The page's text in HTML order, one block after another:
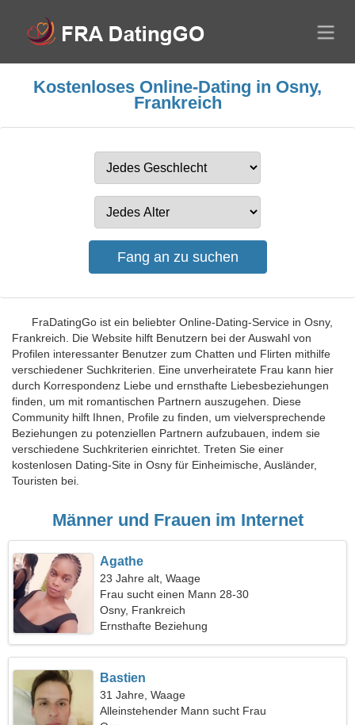
Kostenloses Online-Dating in Osny,
Frankreich
FraDatingGo ist ein beliebter Online-Dating-Service in Osny,
Frankreich. Die Website hilft Benutzern bei der Auswahl von
Profilen interessanter Benutzer zum Chatten und Flirten mithilfe
verschiedener Suchkriterien. Eine unverheiratete Frau kann hier
durch Korrespondenz Liebe und ernsthafte Liebesbeziehungen
finden, um mit romantischen Partnern auszugehen. Diese
Community hilft Ihnen, Profile zu finden, um vielversprechende
Beziehungen zu potenziellen Partnern aufzubauen, indem sie
verschiedene Suchkriterien einrichtet. Treten Sie einer
kostenlosen Dating-Site in Osny für Einheimische, Ausländer,
Touristen bei.
Männer und Frauen im Internet
Agathe
23 Jahre alt, Waage
Frau sucht einen Mann 28-30
Osny, Frankreich
Ernsthafte Beziehung
Bastien
31 Jahre, Waage
Alleinstehender Mann sucht Frau